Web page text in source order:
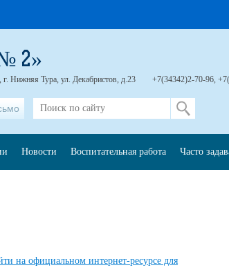
на официальном интернет-ресурсе для
2»
г. Нижняя Тура, ул. Декабристов, д.23 +7(34342)2-70-96,
Новости Воспитательная работа Часто